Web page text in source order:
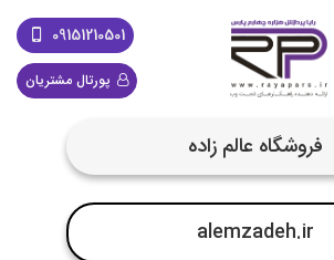
09151210501
پورتال مشتریان
فروشگاه عالم زاده
alemzadeh.ir